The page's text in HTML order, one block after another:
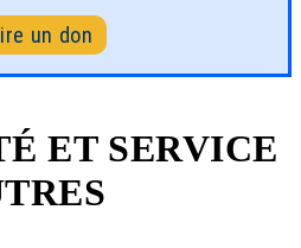
un don
ET SERVICE